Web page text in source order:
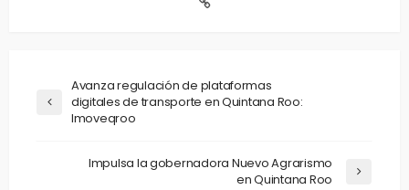
Avanza regulación de plataformas
digitales de transporte en Quintana Roo:
Imoveqroo
Impulsa la gobernadora Nuevo Agrarismo
en Quintana Roo